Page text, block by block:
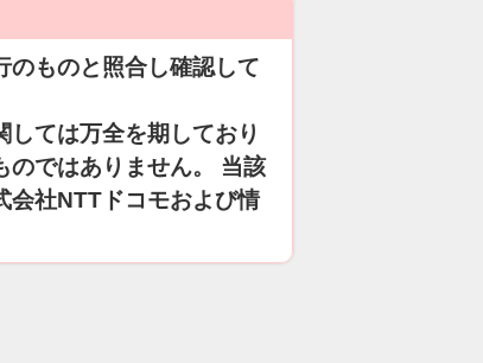
のものと照合し確認して
ては万全を期しており
のではありません。 当該
会社NTTドコモおよび情